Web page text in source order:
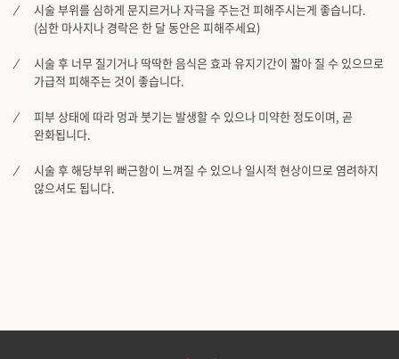
시술 부위를 심하게 문지르거나 자극을 주는건 피해주시는게 좋습니다.
(심한 마사지나 경락은 한 달 동안은 피해주세요)
시술 후 너무 질기거나 딱딱한 음식은 효과 유지기간이 짧아 질 수 있으므로
가급적 피해주는 것이 좋습니다.
피부 상태에 따라 멍과 붓기는 발생할 수 있으나 미약한 정도이며, 곧
완화됩니다.
시술 후 해당부위 뻐근함이 느껴질 수 있으나 일시적 현상이므로 염려하지
않으셔도 됩니다.